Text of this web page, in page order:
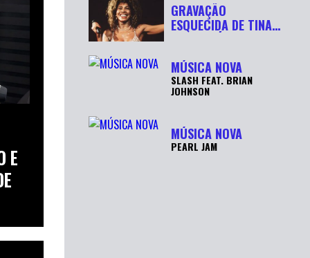
E
GRAVAÇÃO
ESQUECIDA DE TINA
MÚSICA NOVA
SLASH FEAT. BRIAN
JOHNSON
MÚSICA NOVA
PEARL JAM